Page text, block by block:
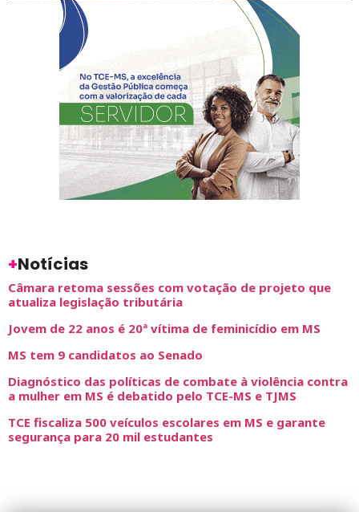
+Notícias
Câmara retoma sessões com votação de projeto que
atualiza legislação tributária
Jovem de 22 anos é 20ª vítima de feminicídio em MS
MS tem 9 candidatos ao Senado
Diagnóstico das políticas de combate à violência contra
a mulher em MS é debatido pelo TCE-MS e TJMS
TCE fiscaliza 500 veículos escolares em MS e garante
segurança para 20 mil estudantes